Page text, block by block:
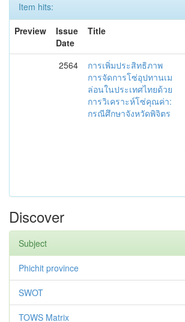
Item hits:
Preview
Issue
Date
Title
2564
การเพิ่มประสิทธิภาพ
การจัดการโซ่อุปทานเม
ล่อนในประเทศไทยด้วย
การวิเคราะห์โซ่คุณค่า:
กรณีศึกษาจังหวัดพิจิตร
Discover
Subject
Phichit province
SWOT
TOWS Matrix